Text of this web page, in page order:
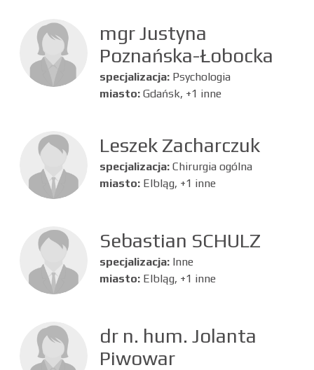
mgr Justyna
Poznańska-Łobocka
specjalizacja: Psychologia
miasto: Gdańsk, +1 inne
Leszek Zacharczuk
specjalizacja: Chirurgia ogólna
miasto: Elbląg, +1 inne
Sebastian SCHULZ
specjalizacja: Inne
miasto: Elbląg, +1 inne
dr n. hum. Jolanta
Piwowar